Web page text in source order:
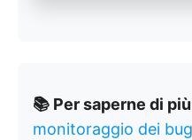
📚 Per saperne di
monitoraggio dei